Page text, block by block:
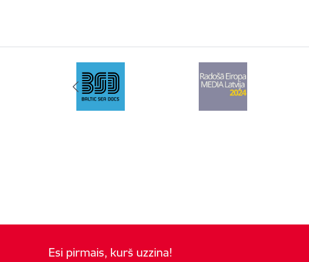
Esi pirmais, kurš uzzina!